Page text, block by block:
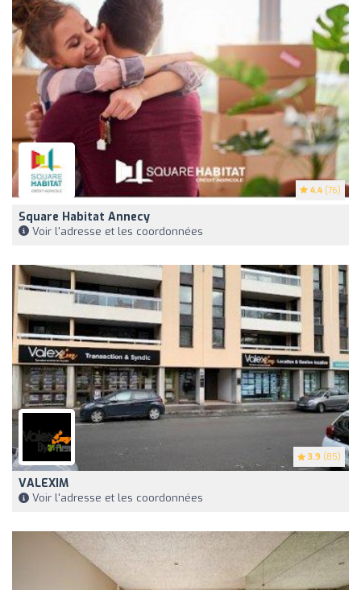
4.4 (76)
Square Habitat Annecy
Voir l'adresse et les coordonnées
3.9 (85)
VALEXIM
Voir l'adresse et les coordonnées